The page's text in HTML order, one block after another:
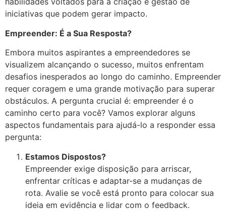
iniciativas que podem gerar impacto.
Empreender: É a Sua Resposta?
Embora muitos aspirantes a empreendedores se
visualizem alcançando o sucesso, muitos enfrentam
desafios inesperados ao longo do caminho. Empreender
requer coragem e uma grande motivação para superar
obstáculos. A pergunta crucial é: empreender é o
caminho certo para você? Vamos explorar alguns
aspectos fundamentais para ajudá-lo a responder essa
pergunta:
Estamos Dispostos?
Empreender exige disposição para arriscar,
enfrentar críticas e adaptar-se a mudanças de
rota. Avalie se você está pronto para colocar sua
ideia em evidência e lidar com o feedback.